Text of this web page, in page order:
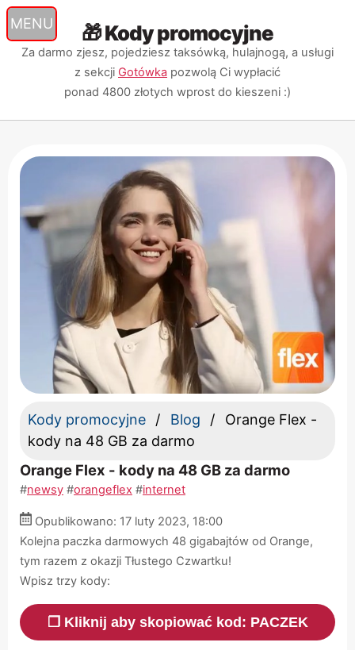
Przejdź
do
nawigacji
Przejdź
do
treści
Przejdź
do
wyszukiwarki
🎁 Kody promocyjne
Za darmo zjesz, pojedziesz taksówką, hulajnogą, a usługi
z sekcji Gotówka pozwolą Ci wypłacić
ponad 4800 złotych wprost do kieszeni :)
Kody promocyjne Blog
Orange Flex -
kody na 48 GB za darmo
Orange Flex - kody na 48 GB za darmo
#newsy #orangeflex #internet
Opublikowano: 17 luty 2023, 18:00
Kolejna paczka darmowych 48 gigabajtów od Orange,
tym razem z okazji Tłustego Czwartku!
Wpisz trzy kody:
❐ Kliknij aby skopiować kod: PACZEK